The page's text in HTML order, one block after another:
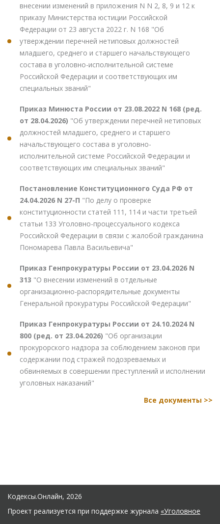
внесении изменений в приложения N N 2, 8, 9 и 12 к
приказу Министерства юстиции Российской
Федерации от 23 августа 2022 г. N 168 "Об
утверждении перечней нетиповых должностей
младшего, среднего и старшего начальствующего
состава в уголовно-исполнительной системе
Российской Федерации и соответствующих им
специальных званий"
Приказ Минюста России от 23.08.2022 N 168 (ред.
от 28.04.2026) "Об утверждении перечней нетиповых
должностей младшего, среднего и старшего
начальствующего состава в уголовно-
исполнительной системе Российской Федерации и
соответствующих им специальных званий"
Постановление Конституционного Суда РФ от
24.04.2026 N 27-П "По делу о проверке
конституционности статей 111, 114 и части третьей
статьи 133 Уголовно-процессуального кодекса
Российской Федерации в связи с жалобой гражданина
Пономарева Павла Васильевича"
Приказ Генпрокуратуры России от 23.04.2026 N
313 "О внесении изменений в отдельные
организационно-распорядительные документы
Генеральной прокуратуры Российской Федерации"
Приказ Генпрокуратуры России от 24.10.2024 N
800 (ред. от 23.04.2026) "Об организации
прокурорского надзора за соблюдением законов при
содержании под стражей подозреваемых и
обвиняемых в совершении преступлений и исполнении
уголовных наказаний"
Все документы >>
Кодексы.Онлайн, 2026
Проект реализуется при поддержке журнала «Уголовное